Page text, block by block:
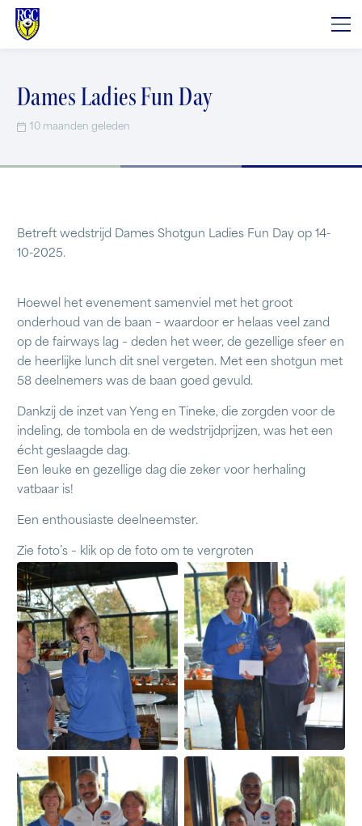
Dames Ladies Fun Day
10 maanden geleden
Betreft wedstrijd Dames Shotgun Ladies Fun Day op 14-
10-2025.
Hoewel het evenement samenviel met het groot
onderhoud van de baan – waardoor er helaas veel zand
op de fairways lag – deden het weer, de gezellige sfeer en
de heerlijke lunch dit snel vergeten. Met een shotgun met
58 deelnemers was de baan goed gevuld.
Dankzij de inzet van Yeng en Tineke, die zorgden voor de
indeling, de tombola en de wedstrijdprijzen, was het een
écht geslaagde dag.
Een leuke en gezellige dag die zeker voor herhaling
vatbaar is!
Een enthousiaste deelneemster.
Zie foto’s – klik op de foto om te vergroten